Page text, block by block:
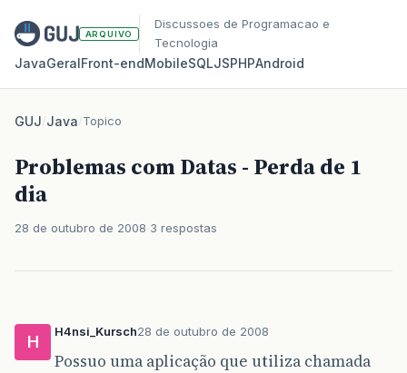
ARQUIVO
Discussoes de Programacao e
Tecnologia
JavaGeralFront‑endMobileSQLJSPHPAndroid
GUJ/Java/Topico
Problemas com Datas - Perda de 1
dia
28 de outubro de 2008 3 respostas
H
H4nsi_Kursch28 de outubro de 2008
Possuo uma aplicação que utiliza chamada